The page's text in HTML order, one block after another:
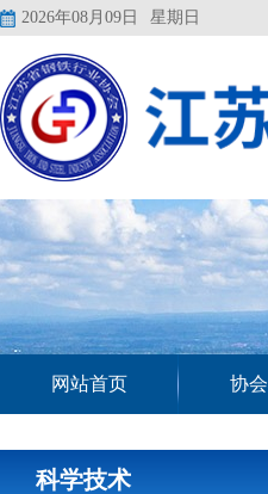
2026年08月09日 星期日
网站首页 协
科学技术